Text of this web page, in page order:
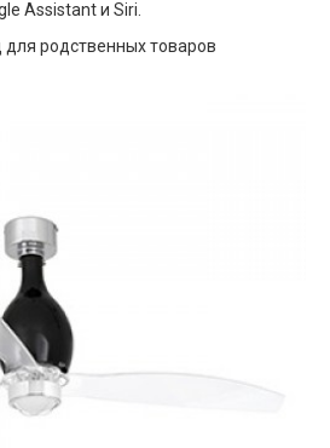
Assistant и Siri.
родственных товаров